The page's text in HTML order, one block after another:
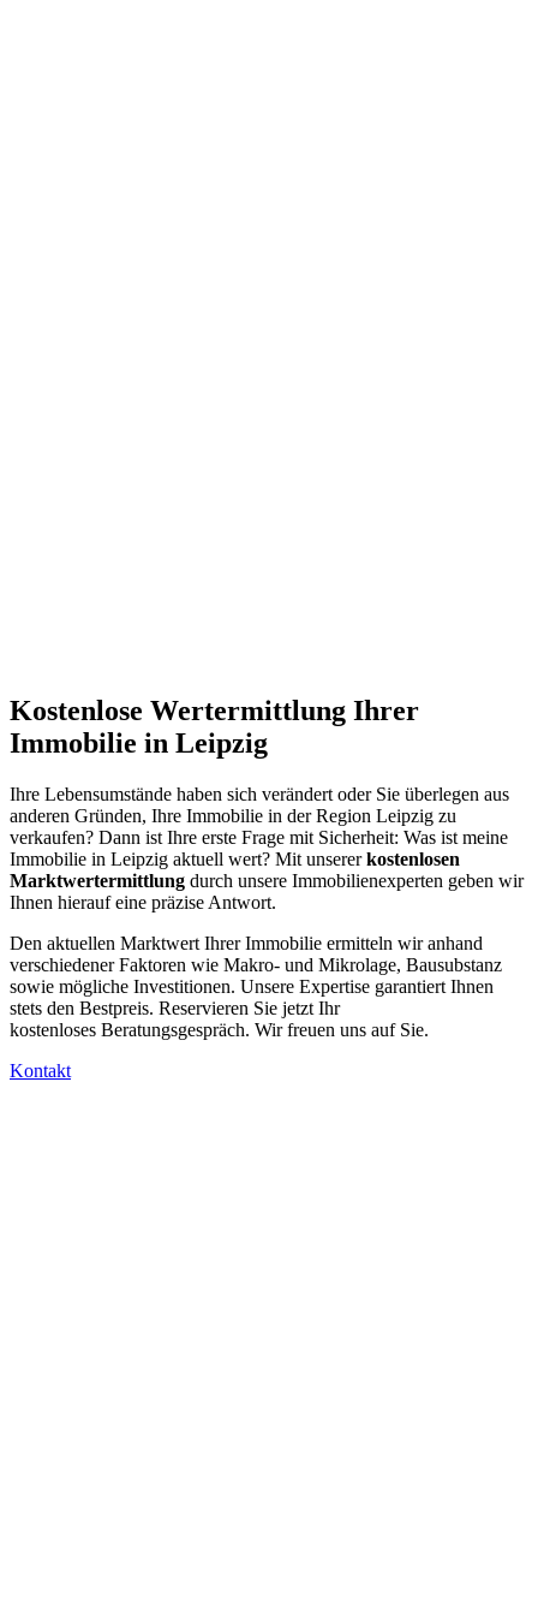
Kostenlose Wertermittlung Ihrer
Immobilie in Leipzig
Ihre Lebensumstände haben sich verändert oder Sie überlegen aus
anderen Gründen, Ihre Immobilie in der Region Leipzig zu
verkaufen? Dann ist Ihre erste Frage mit Sicherheit: Was ist meine
Immobilie in Leipzig aktuell wert? Mit unsererkostenlosen
Marktwertermittlung durch unsere Immobilienexperten geben wir
Ihnen hierauf eine präzise Antwort.
Den aktuellen Marktwert Ihrer Immobilie ermitteln wir anhand
verschiedener Faktoren wie Makro- und Mikrolage, Bausubstanz
sowie mögliche Investitionen. Unsere Expertise garantiert Ihnen
stets den Bestpreis. Reservieren Sie jetzt Ihr
kostenloses Beratungsgespräch. Wir freuen uns auf Sie.
Kontakt